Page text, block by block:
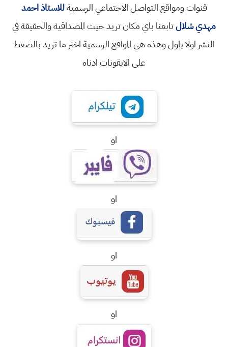
قنوات ومواقع التواصل الاجتماعي الرسميةللاستاذ احمد
مهدي شلالتابعنا باي مكان تريد حيث المصداقية والحقيقة في
النشر اولا باول وهذه هي المواقع الرسمية اختر ما تريد بالضغط
على الايقونات ادناه
او
او
او
او